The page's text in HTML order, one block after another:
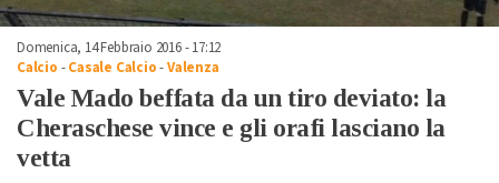
Domenica, 14 Febbraio 2016 - 17:12
Calcio -Casale Calcio-Valenza
Vale Mado beffata da un tiro deviato: la
Cheraschese vince e gli orafi lasciano la
vetta